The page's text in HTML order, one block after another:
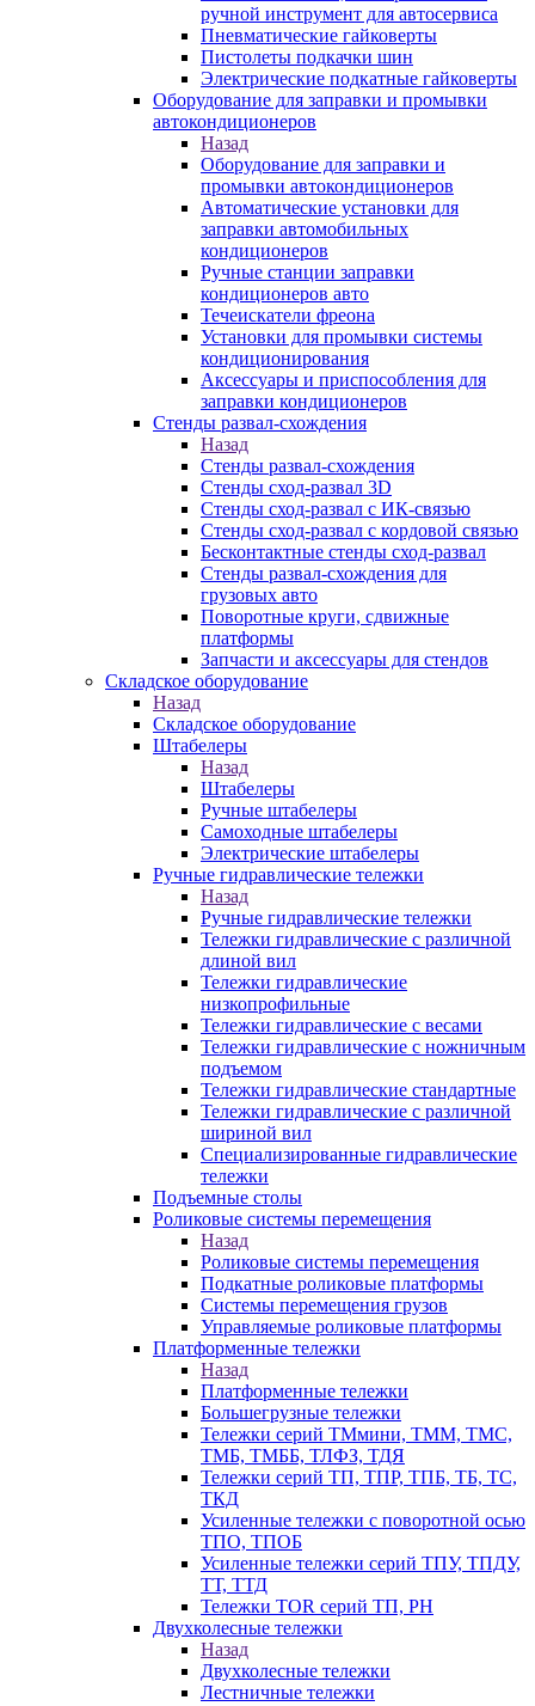
ручной инструмент для автосервиса
Пневматические гайковерты
Пистолеты подкачки шин
Электрические подкатные гайковерты
Оборудование для заправки и промывки
автокондиционеров
Назад
Оборудование для заправки и
промывки автокондиционеров
Автоматические установки для
заправки автомобильных
кондиционеров
Ручные станции заправки
кондиционеров авто
Течеискатели фреона
Установки для промывки системы
кондиционирования
Аксессуары и приспособления для
заправки кондиционеров
Стенды развал-схождения
Назад
Стенды развал-схождения
Стенды сход-развал 3D
Стенды сход-развал с ИК-связью
Стенды сход-развал с кордовой связью
Бесконтактные стенды сход-развал
Стенды развал-схождения для
грузовых авто
Поворотные круги, сдвижные
платформы
Запчасти и аксессуары для стендов
Складское оборудование
Назад
Складское оборудование
Штабелеры
Назад
Штабелеры
Ручные штабелеры
Самоходные штабелеры
Электрические штабелеры
Ручные гидравлические тележки
Назад
Ручные гидравлические тележки
Тележки гидравлические с различной
длиной вил
Тележки гидравлические
низкопрофильные
Тележки гидравлические с весами
Тележки гидравлические с ножничным
подъемом
Тележки гидравлические стандартные
Тележки гидравлические с различной
шириной вил
Специализированные гидравлические
тележки
Подъемные столы
Роликовые системы перемещения
Назад
Роликовые системы перемещения
Подкатные роликовые платформы
Системы перемещения грузов
Управляемые роликовые платформы
Платформенные тележки
Назад
Платформенные тележки
Большегрузные тележки
Тележки серий ТМмини, ТММ, ТМС,
ТМБ, ТМББ, ТЛФЗ, ТДЯ
Тележки серий ТП, ТПР, ТПБ, ТБ, ТС,
ТКД
Усиленные тележки с поворотной осью
ТПО, ТПОБ
Усиленные тележки серий ТПУ, ТПДУ,
ТТ, ТТД
Тележки TOR серий ТП, PH
Двухколесные тележки
Назад
Двухколесные тележки
Лестничные тележки